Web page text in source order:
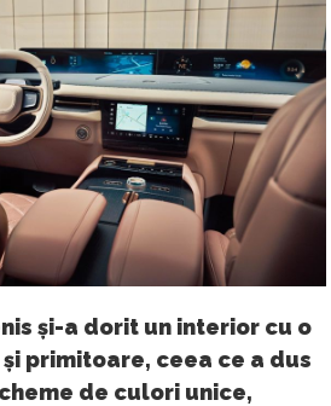
și-a dorit un interior cu o
primitoare, ceea ce a dus
de culori unice,